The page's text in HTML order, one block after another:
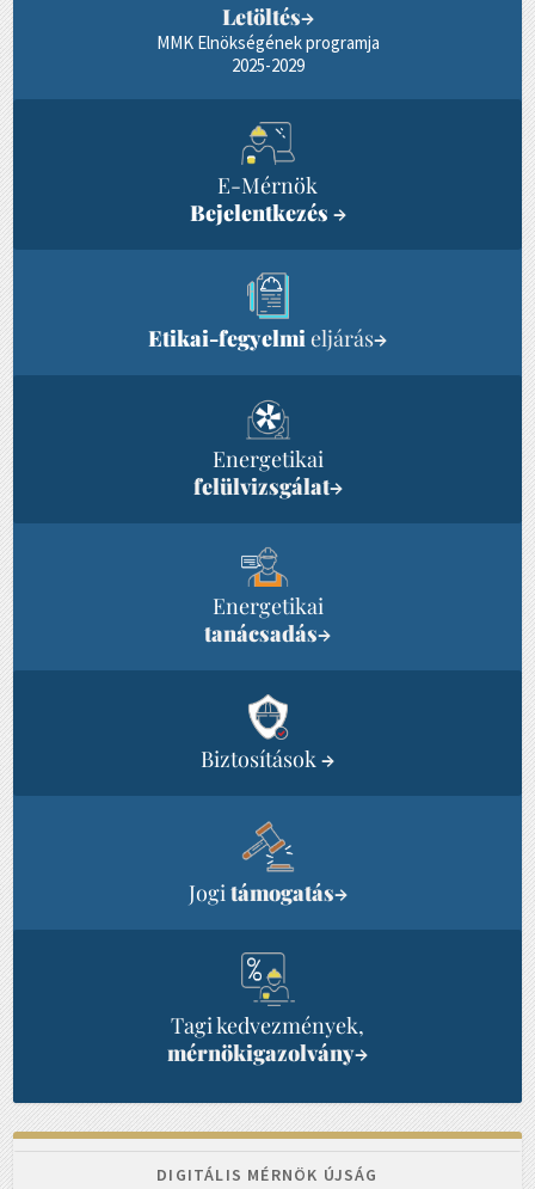
Letöltés→
MMK Elnökségének programja
2025-2029
E-Mérnök
Bejelentkezés →
Etikai-fegyelmi eljárás→
Energetikai
felülvizsgálat→
Energetikai
tanácsadás→
Biztosítások→
Jogi támogatás→
Tagi kedvezmények,
mérnökigazolvány→
DIGITÁLIS MÉRNÖK ÚJSÁG